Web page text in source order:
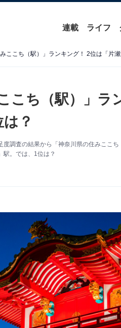
連載 ライフ
ここち（駅）」ランキング！ 2位は「片
こち（駅）」ラ
？
調査の結果から「神奈川県の住みここ
駅。では、1位は？